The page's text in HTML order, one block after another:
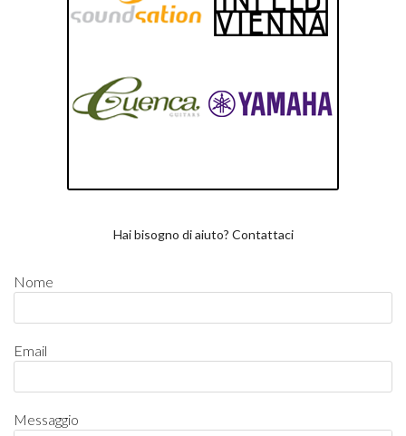
Hai bisogno di aiuto? Contattaci
Nome
Email
Messaggio